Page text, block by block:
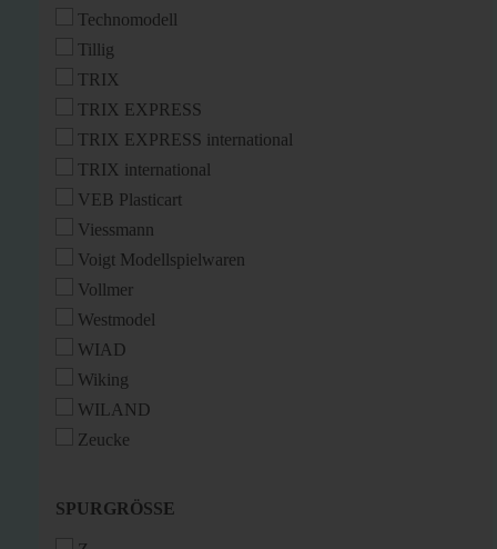
Technomodell
Tillig
TRIX
TRIX EXPRESS
TRIX EXPRESS international
TRIX international
VEB Plasticart
Viessmann
Voigt Modellspielwaren
Vollmer
Westmodel
WIAD
Wiking
WILAND
Zeucke
SPURGRÖSSE
SPURGRÖSSE